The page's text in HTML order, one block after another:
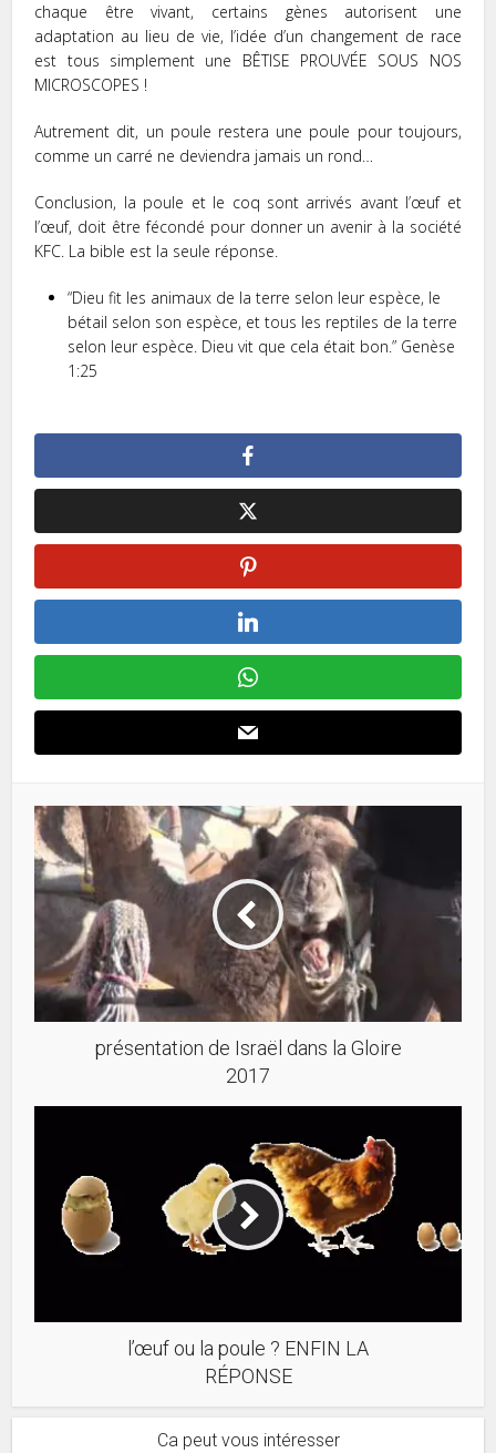
chaque être vivant, certains gènes autorisent une
adaptation au lieu de vie, l’idée d’un changement de race
est tous simplement une BÊTISE PROUVÉE SOUS NOS
MICROSCOPES !
Autrement dit, un poule restera une poule pour toujours,
comme un carré ne deviendra jamais un rond…
Conclusion, la poule et le coq sont arrivés avant l’œuf et
l’œuf, doit être fécondé pour donner un avenir à la société
KFC. La bible est la seule réponse.
“Dieu fit les animaux de la terre selon leur espèce, le
bétail selon son espèce, et tous les reptiles de la terre
selon leur espèce. Dieu vit que cela était bon.” Genèse
1:25
présentation de Israël dans la Gloire
2017
l’œuf ou la poule ? ENFIN LA
RÉPONSE
Ca peut vous intéresser